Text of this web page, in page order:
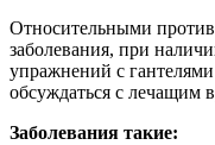
Относительными
заболевания, при
упражнений с
обсуждаться с лечащим
Заболевания такие: